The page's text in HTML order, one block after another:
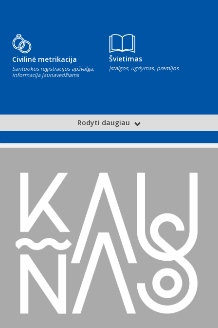
Civilinė metrikacija
Santuokos registracijos apžvalga,
informacija jaunavedžiams
Švietimas
Įstaigos, ugdymas, premijos
Rodyti daugiau